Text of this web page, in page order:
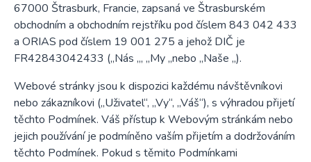
67000 Štrasburk, Francie, zapsaná ve Štrasburském
obchodním a obchodním rejstříku pod číslem 843 042 433
a ORIAS pod číslem 19 001 275 a jehož DIČ je
FR42843042433 („Nás „, „My „nebo „Naše „).
Webové stránky jsou k dispozici každému návštěvníkovi
nebo zákazníkovi („Uživatel“, „Vy“, „Váš“), s výhradou přijetí
těchto Podmínek. Váš přístup k Webovým stránkám nebo
jejich používání je podmíněno vaším přijetím a dodržováním
těchto Podmínek. Pokud s těmito Podmínkami